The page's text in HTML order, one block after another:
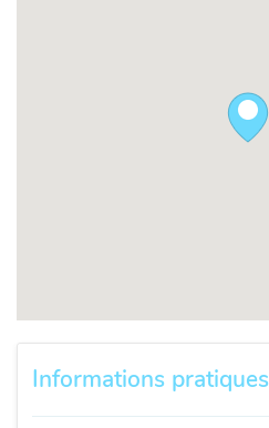
Informations pratiques